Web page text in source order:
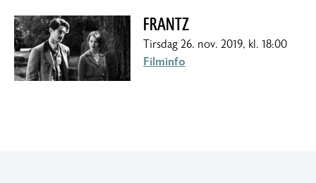
FRANTZ
tirsdag 26. nov. 2019, kl. 18:00
Filminfo